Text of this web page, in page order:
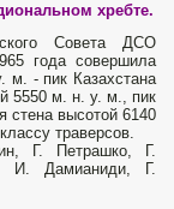
хребте.
Совета ДСО
года совершила
м. - пик Казахстана
5550 м. н. у. м., пик
стена высотой 6140
траверсов.
Г. Петрашко, Г.
И. Дамианиди, Г.